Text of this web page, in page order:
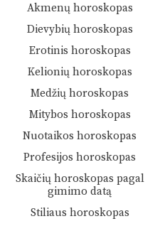
Akmenų horoskopas
Dievybių horoskopas
Erotinis horoskopas
Kelionių horoskopas
Medžių horoskopas
Mitybos horoskopas
Nuotaikos horoskopas
Profesijos horoskopas
Skaičių horoskopas pagal
gimimo datą
Stiliaus horoskopas